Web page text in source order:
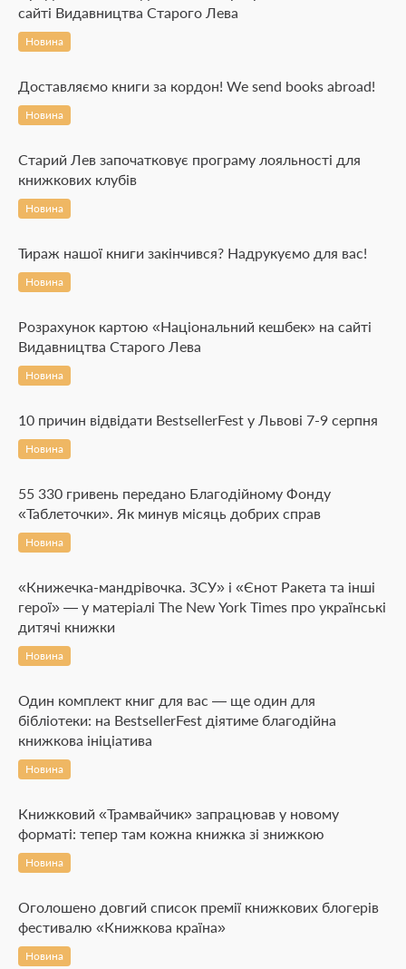
сайті Видавництва Старого Лева
Новина
Доставляємо книги за кордон! We send books abroad!
Новина
Старий Лев започатковує програму лояльності для
книжкових клубів
Новина
Тираж нашої книги закінчився? Надрукуємо для вас!
Новина
Розрахунок картою «Національний кешбек» на сайті
Видавництва Старого Лева
Новина
10 причин відвідати BestsellerFest у Львові 7-9 серпня
Новина
55 330 гривень передано Благодійному Фонду
«Таблеточки». Як минув місяць добрих справ
Новина
«Книжечка-мандрівочка. ЗСУ» і «Єнот Ракета та інші
герої» — у матеріалі The New York Times про українські
дитячі книжки
Новина
Один комплект книг для вас — ще один для
бібліотеки: на BestsellerFest діятиме благодійна
книжкова ініціатива
Новина
Книжковий «Трамвайчик» запрацював у новому
форматі: тепер там кожна книжка зі знижкою
Новина
Оголошено довгий список премії книжкових блогерів
фестивалю «Книжкова країна»
Новина